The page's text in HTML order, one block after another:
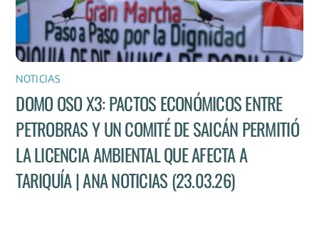
NOTICIAS
DOMO OSO X3: PACTOS ECONÓMICOS ENTRE
PETROBRAS Y UN COMITÉ DE SAICÁN PERMITIÓ
LA LICENCIA AMBIENTAL QUE AFECTA A
TARIQUÍA | ANA NOTICIAS (23.03.26)